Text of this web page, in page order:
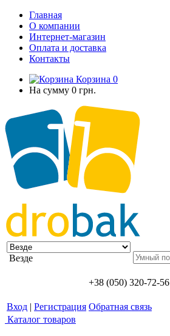
Главная
О компании
Интернет-магазин
Оплата и доставка
Контакты
Корзина 0
На сумму 0 грн.
Везде
+38 (050) 320-72-56
Вход | Регистрация Обратная связь
Каталог товаров